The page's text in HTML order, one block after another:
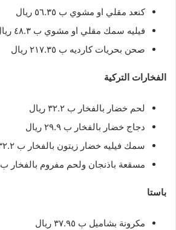
كنعد مقلي او مشوي ب ٥٦.٣٥ ريال
فيليه سمك مقلي او مشوي ب ٤٨.٣ ريال
صحن بحريات كارديه ب ٢١٧.٣٥ ريال
الفخارات التركية
لحم خضار بالفخار ب ٣٢.٢ ريال
دجاج خضار بالفخار ب ٢٩.٩ ريال
سمك فيليه خضار زيتون بالفخار ب ٣٢.٢ ريال
مسقعة باذنجان ولحم مفروم بالفخار ب ٢٨.٧٥ ريال
باستا
مكرونة بشاميل ب ٣٧.٩٥ ريال